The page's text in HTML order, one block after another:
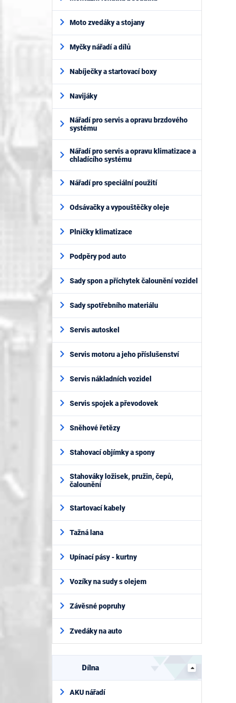
Moto zvedáky a stojany
Myčky nářadí a dílů
Nabíječky a startovací boxy
Navijáky
Nářadí pro servis a opravu brzdového
systému
Nářadí pro servis a opravu klimatizace a
chladícího systému
Nářadí pro speciální použití
Odsávačky a vypouštěčky oleje
Plničky klimatizace
Podpěry pod auto
Sady spon a příchytek čalounění vozidel
Sady spotřebního materiálu
Servis autoskel
Servis motoru a jeho příslušenství
Servis nákladních vozidel
Servis spojek a převodovek
Sněhové řetězy
Stahovací objímky a spony
Stahováky ložisek, pružin, čepů,
čalounění
Startovací kabely
Tažná lana
Upínací pásy - kurtny
Vozíky na sudy s olejem
Závěsné popruhy
Zvedáky na auto
Dílna
AKU nářadí